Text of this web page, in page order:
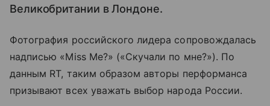
Великобритании в Лондоне.
Фотография российского лидера сопровождалась
надписью «Miss Me?» («Скучали по мне?»). По
данным RT, таким образом авторы перформанса
призывают всех уважать выбор народа России.